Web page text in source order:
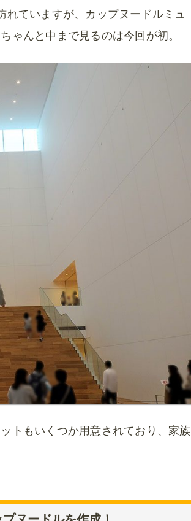
れていますが、カップヌードルミュ
ゃんと中まで見るのは今回が初。
トもいくつか用意されており、家族